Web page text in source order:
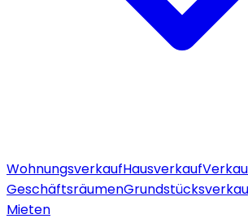
WohnungsverkaufHausverkauf
Geschäftsräumen
Mieten